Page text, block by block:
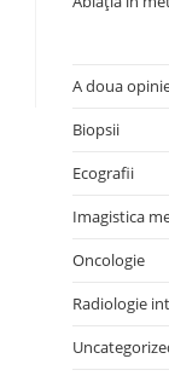
A doua
Biopsii
Ecografii
Imagistica
Oncologie
Radiologie